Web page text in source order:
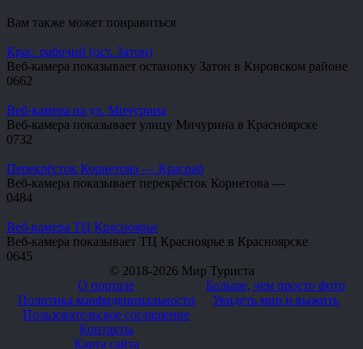
Вам также может понравиться
Крас. рабочий (ост. Затон)
Веб-камера показывает остановку Затон в Кировском районе
0662
Веб-камера на ул. Мичурина
Веб-камера показывает улицу Мичурина в Красноярске
0732
Перекрёсток Корнетова — Красраб
Веб-камера показывает перекрёсток Корнетова —
0484
Веб-камера ТЦ Красноярье
Веб-камера показывает ТЦ Красноярье в Красноярске
0645
© 2018-2026 Мир Туриста
О портале
Политика конфиденциальности
Пользовательское соглашение
Контакты
Карта сайта
Больше, чем просто фото
Увидеть мир и выжить